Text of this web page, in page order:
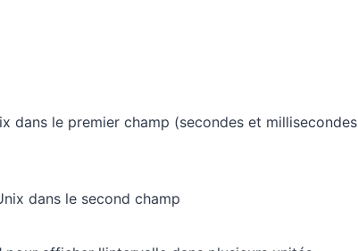
dans le premier champ (secondes et millisecondes
dans le second champ